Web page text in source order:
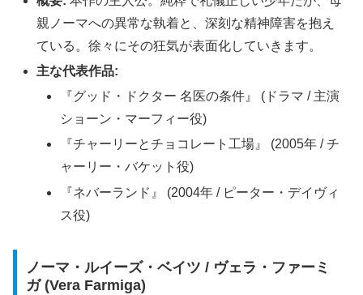
親ノーマへの異常な執着と、深刻な精神障害を抱え
ている。徐々にその狂気が表面化していきます。
主な代表作品:
『グッド・ドクター 名医の条件』 (ドラマ / 主演
ショーン・マーフィー役)
『チャーリーとチョコレート工場』 (2005年 / チ
ャーリー・バケット役)
『ネバーランド』 (2004年 / ピーター・デイヴィ
ス役)
ノーマ・ルイーズ・ベイツ / ヴェラ・ファーミ
ガ (Vera Farmiga)